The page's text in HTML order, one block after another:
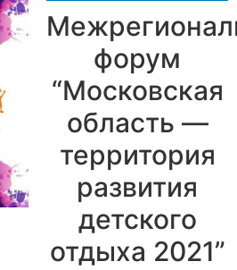
форум
“Московская
область —
территория
развития
детского
отдыха 2021”